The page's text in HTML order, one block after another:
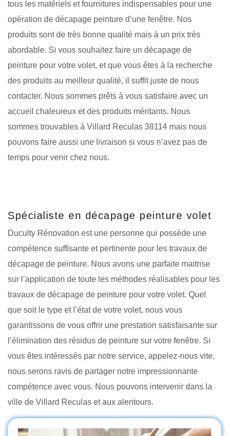
tous les matériels et fournitures indispensables pour une
opération de décapage peinture d’une fenêtre. Nos
produits sont de très bonne qualité mais à un prix très
abordable. Si vous souhaitez faire un décapage de
peinture pour votre volet, et que vous êtes à la recherche
des produits au meilleur qualité, il suffit juste de nous
contacter. Nous sommes prêts à vous satisfaire avec un
accueil chaleureux et des produits méritants. Nous
sommes trouvables à Villard Reculas 38114 mais nous
pouvons faire aussi une livraison si vous n’avez pas de
temps pour venir chez nous.
Spécialiste en décapage peinture volet
Duculty Rénovation est une personne qui possède une
compétence suffisante et pertinente pour les travaux de
décapage de peinture. Nous avons une parfaite maitrise
sur l’application de toute les méthodes réalisables pour les
travaux de décapage de peinture pour votre volet. Quel
que soit le type et l’état de votre volet, nous vous
garantissons de vous offrir une prestation satisfaisante sur
l’élimination des résidus de peinture sur votre fenêtre. Si
vous êtes intéressés par notre service, appelez-nous vite,
nous serons ravis de partager notre impressionnante
compétence avec vous. Nous pouvons intervenir dans la
ville de Villard Reculas et aux alentours.